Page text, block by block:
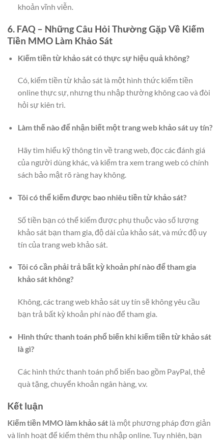
khoản vĩnh viễn.
6. FAQ – Những Câu Hỏi Thường Gặp Về Kiếm
Tiền MMO Làm Khảo Sát
Kiếm tiền từ khảo sát có thực sự hiệu quả không?
Có, kiếm tiền từ khảo sát là một hình thức kiếm tiền
online thực sự, nhưng thu nhập thường không cao và đòi
hỏi sự kiên trì.
Làm thế nào để nhận biết một trang web khảo sát uy tín?
Hãy tìm hiểu kỹ thông tin về trang web, đọc các đánh giá
của người dùng khác, và kiểm tra xem trang web có chính
sách bảo mật rõ ràng hay không.
Tôi có thể kiếm được bao nhiêu tiền từ khảo sát?
Số tiền bạn có thể kiếm được phụ thuộc vào số lượng
khảo sát bạn tham gia, độ dài của khảo sát, và mức độ uy
tín của trang web khảo sát.
Tôi có cần phải trả bất kỳ khoản phí nào để tham gia
khảo sát không?
Không, các trang web khảo sát uy tín sẽ không yêu cầu
bạn trả bất kỳ khoản phí nào để tham gia.
Hình thức thanh toán phổ biến khi kiếm tiền từ khảo sát
là gì?
Các hình thức thanh toán phổ biến bao gồm PayPal, thẻ
quà tặng, chuyển khoản ngân hàng, v.v.
Kết luận
Kiếm tiền MMO làm khảo sát là một phương pháp đơn giản
và linh hoạt để kiếm thêm thu nhập online. Tuy nhiên, bạn